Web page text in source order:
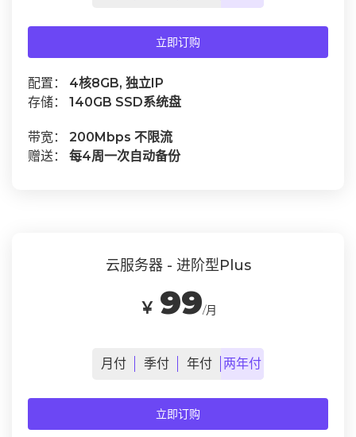
立即订购
配置： 4核8GB, 独立IP
存储： 140GB SSD系统盘
带宽： 200Mbps 不限流
赠送： 每4周一次自动备份
云服务器 - 进阶型Plus
￥ 99/月
月 付 季付 年付 两年付
立即订购